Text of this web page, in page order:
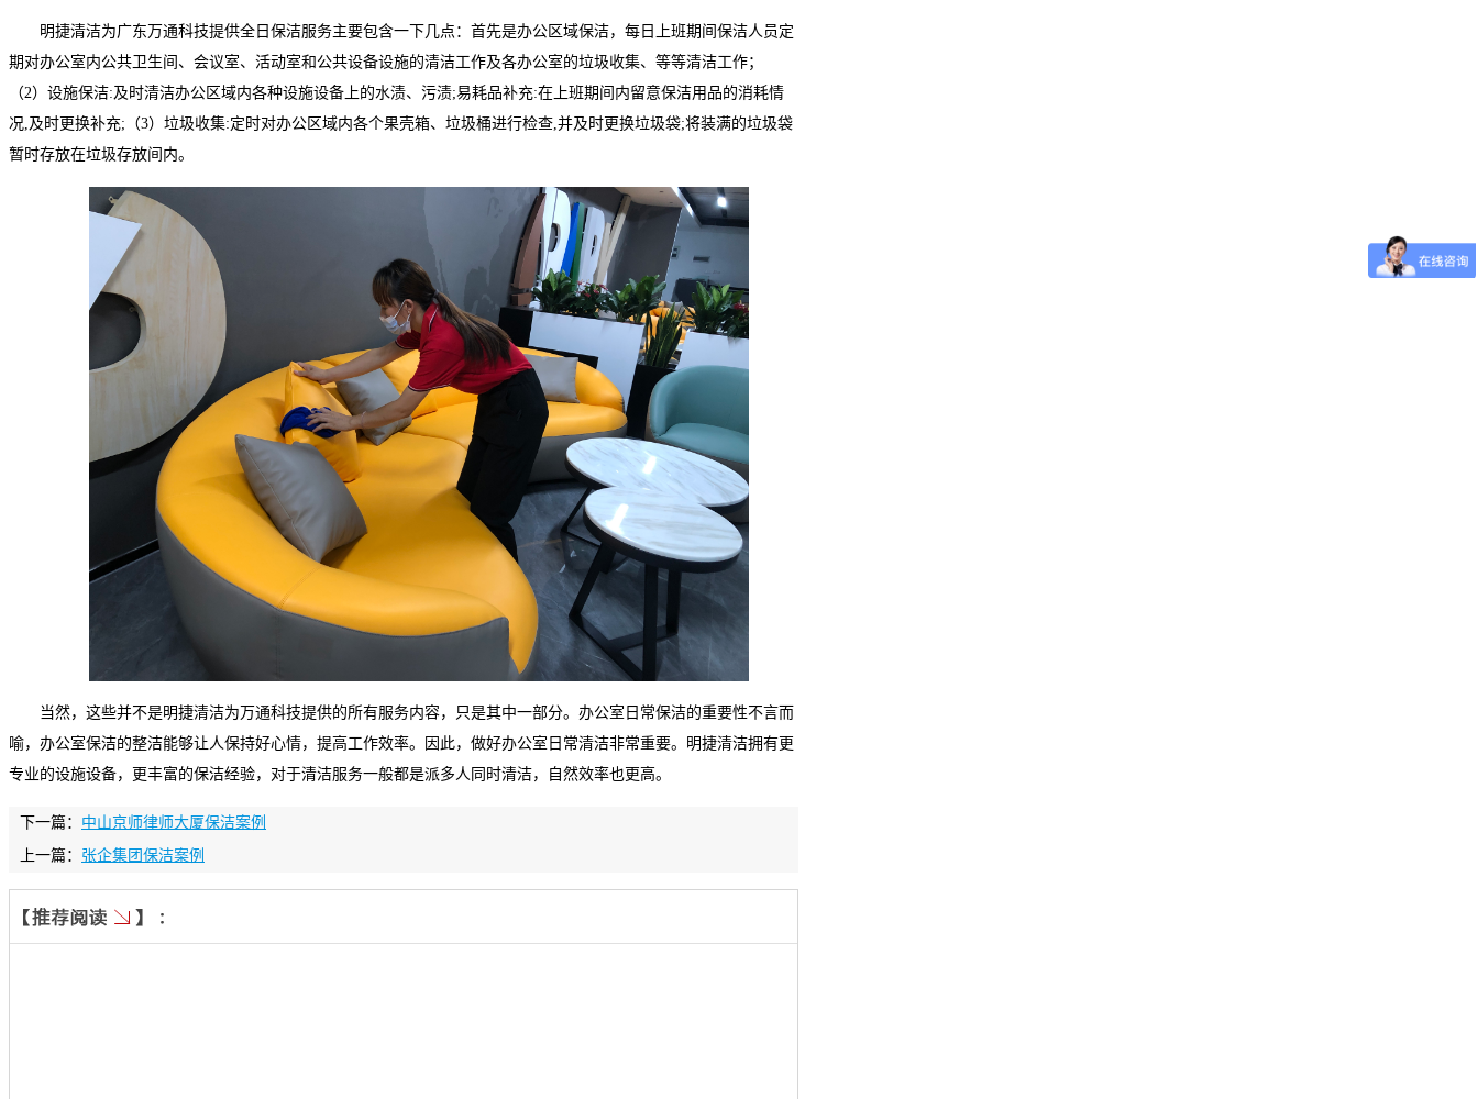
明捷清洁为广东万通科技提供全日保洁服务主要包含一下几点：首先是办公区域保洁，每日上班期间保洁人员定
期对办公室内公共卫生间、会议室、活动室和公共设备设施的清洁工作及各办公室的垃圾收集、等等清洁工作；
（2）设施保洁:及时清洁办公区域内各种设施设备上的水渍、污渍;易耗品补充:在上班期间内留意保洁用品的消耗情
况,及时更换补充;（3）垃圾收集:定时对办公区域内各个果壳箱、垃圾桶进行检查,并及时更换垃圾袋;将装满的垃圾袋
暂时存放在垃圾存放间内。
当然，这些并不是明捷清洁为万通科技提供的所有服务内容，只是其中一部分。办公室日常保洁的重要性不言而
喻，办公室保洁的整洁能够让人保持好心情，提高工作效率。因此，做好办公室日常清洁非常重要。明捷清洁拥有更
专业的设施设备，更丰富的保洁经验，对于清洁服务一般都是派多人同时清洁，自然效率也更高。
下一篇： 中山京师律师大厦保洁案例
上一篇： 张企集团保洁案例